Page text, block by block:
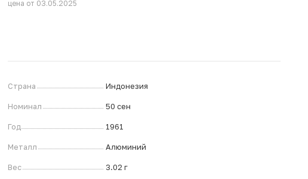
цена от 03.05.2025
Страна Индонезия
Номинал 50 сен
Год 1961
Металл Алюминий
Вес 3.02 г